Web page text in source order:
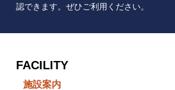
認できます。ぜひご利用ください。
FACILITY
施設案内